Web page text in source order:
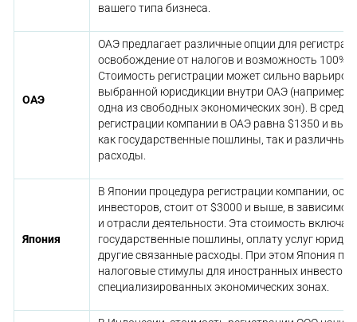
вашего типа бизнеса.
ОАЭ
ОАЭ предлагает различные опции для
освобождение от налогов и возможность 100%
Стоимость регистрации может сильно
выбранной юрисдикции внутри ОАЭ (например,
одна из свободных экономических зон). В
регистрации компании в ОАЭ равна $1350 и
как государственные пошлины, так и
расходы.
Япония
В Японии процедура регистрации компании,
инвесторов, стоит от $3000 и выше, в
и отрасли деятельности. Эта стоимость
государственные пошлины, оплату услуг
другие связанные расходы. При этом Япония
налоговые стимулы для иностранных
специализированных экономических зонах.